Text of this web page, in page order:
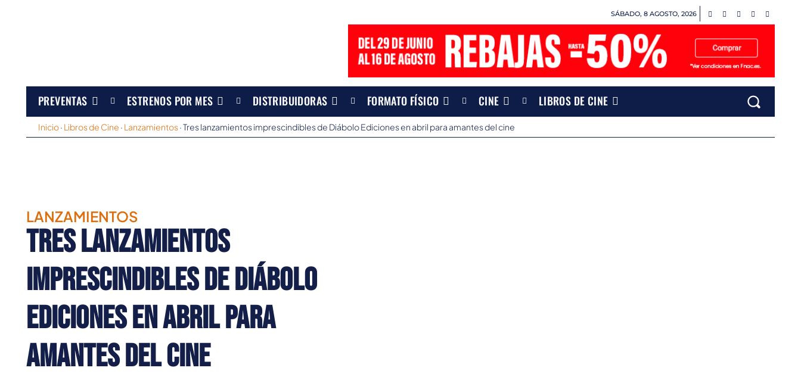
SÁBADO, 8 AGOSTO, 2026
PREVENTAS ESTRENOS POR MES DISTRIBUIDORAS FORMATO FÍSICO CINE LIBROS DE CINE
Inicio· Libros de Cine · Lanzamientos·Tres lanzamientos imprescindibles de Diábolo Ediciones en abril para amantes del cine
LANZAMIENTOS
Tres lanzamientos
imprescindibles de Diábolo
Ediciones en abril para
amantes del cine